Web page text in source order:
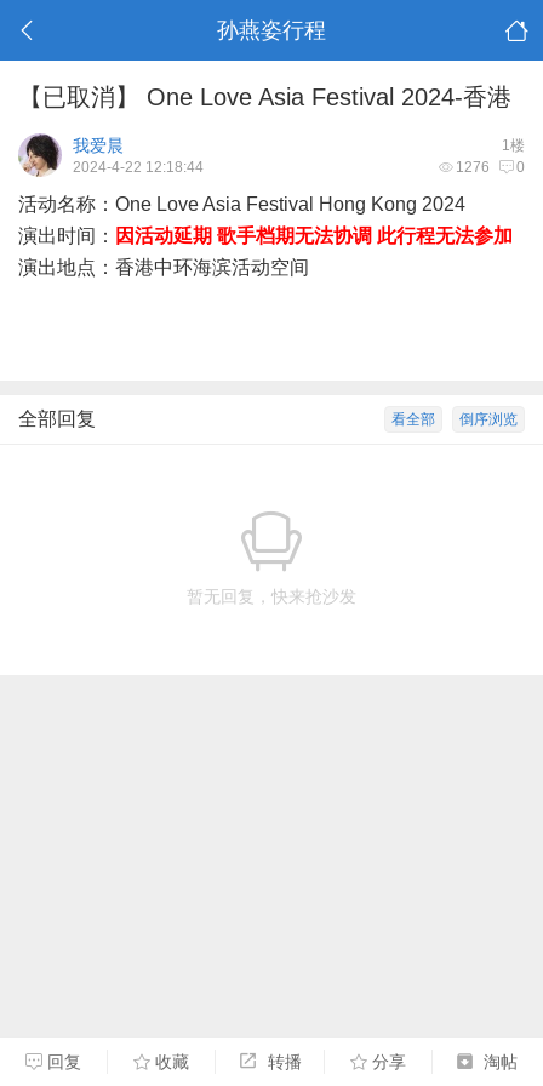
孙燕姿行程
【已取消】 One Love Asia Festival 2024-香港
1楼
我爱晨
1276 0
2024-4-22 12:18:44
活动名称：One Love Asia Festival Hong Kong 2024
演出时间： 因活动延期 歌手档期无法协调 此行程无法参加
演出地点：香港中环海滨活动空间
倒序浏览
看全部
全部回复
暂无回复，快来抢沙发
回复 收藏 转播 分享 淘帖